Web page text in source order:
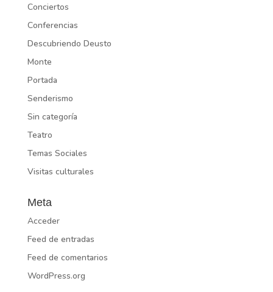
Conciertos
Conferencias
Descubriendo Deusto
Monte
Portada
Senderismo
Sin categoría
Teatro
Temas Sociales
Visitas culturales
Meta
Acceder
Feed de entradas
Feed de comentarios
WordPress.org